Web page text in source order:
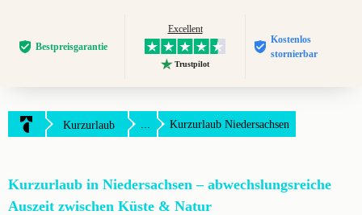
Bestpreis­garantie
Excellent
Trustpilot
Kostenlos
stornierbar
Kurzurlaub ... Kurzurlaub Niedersachsen
Kurzurlaub in Niedersachsen – abwechslungsreiche
Auszeit zwischen Küste & Natur